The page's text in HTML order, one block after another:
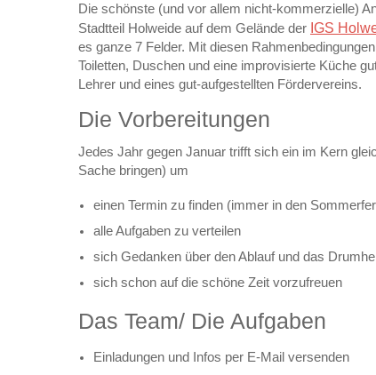
Die schönste (und vor allem nicht-kommerzielle)
Stadtteil Holweide auf dem Gelände der IGS
es ganze 7 Felder. Mit diesen
Toiletten, Duschen und eine improvisierte Küche
Lehrer und eines gut-aufgestellten Fördervereins.
Die Vorbereitungen
Jedes Jahr gegen Januar trifft sich ein im Kern
Sache bringen) um
einen Termin zu finden (immer in den
alle Aufgaben zu verteilen
sich Gedanken über den Ablauf und das
sich schon auf die schöne Zeit vorzufreuen
Das Team/ Die Aufgaben
Einladungen und Infos per E-Mail versenden